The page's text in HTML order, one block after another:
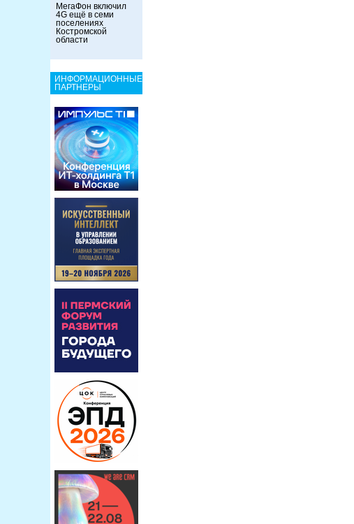
МегаФон включил
4G ещё в семи
поселениях
Костромской
области
ИНФОРМАЦИОННЫЕ
ПАРТНЕРЫ